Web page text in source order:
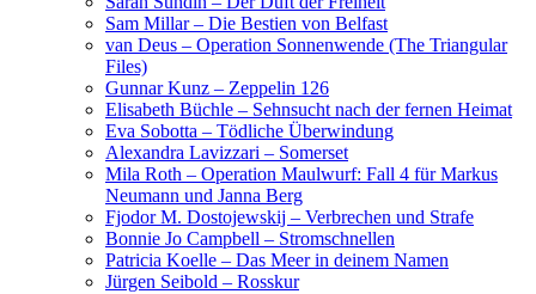
Sam Millar – Die Bestien von Belfast
van Deus – Operation Sonnenwende (The Triangular
Files)
Gunnar Kunz – Zeppelin 126
Elisabeth Büchle – Sehnsucht nach der fernen Heimat
Eva Sobotta – Tödliche Überwindung
Alexandra Lavizzari – Somerset
Mila Roth – Operation Maulwurf: Fall 4 für Markus
Neumann und Janna Berg
Fjodor M. Dostojewskij – Verbrechen und Strafe
Bonnie Jo Campbell – Stromschnellen
Patricia Koelle – Das Meer in deinem Namen
Jürgen Seibold – Rosskur